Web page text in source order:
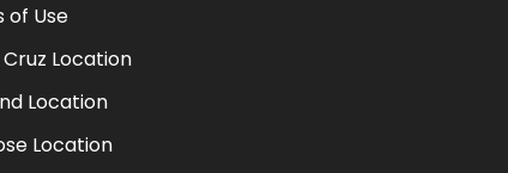
of Use
Location
Location
Location